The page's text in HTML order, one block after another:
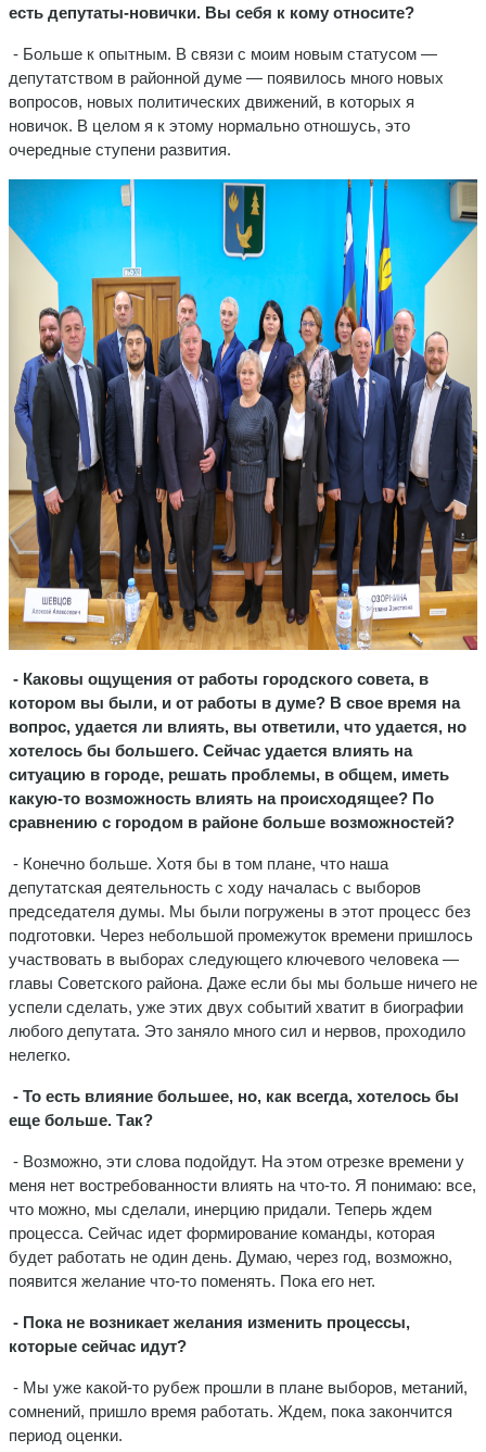
есть депутаты-новички. Вы себя к кому относите?
- Больше к опытным. В связи с моим новым статусом —
депутатством в районной думе — появилось много новых
вопросов, новых политических движений, в которых я
новичок. В целом я к этому нормально отношусь, это
очередные ступени развития.
- Каковы ощущения от работы городского совета, в
котором вы были, и от работы в думе? В свое время на
вопрос, удается ли влиять, вы ответили, что удается, но
хотелось бы большего. Сейчас удается влиять на
ситуацию в городе, решать проблемы, в общем, иметь
какую-то возможность влиять на происходящее? По
сравнению с городом в районе больше возможностей?
- Конечно больше. Хотя бы в том плане, что наша
депутатская деятельность с ходу началась с выборов
председателя думы. Мы были погружены в этот процесс без
подготовки. Через небольшой промежуток времени пришлось
участвовать в выборах следующего ключевого человека —
главы Советского района. Даже если бы мы больше ничего не
успели сделать, уже этих двух событий хватит в биографии
любого депутата. Это заняло много сил и нервов, проходило
нелегко.
- То есть влияние большее, но, как всегда, хотелось бы
еще больше. Так?
- Возможно, эти слова подойдут. На этом отрезке времени у
меня нет востребованности влиять на что-то. Я понимаю: все,
что можно, мы сделали, инерцию придали. Теперь ждем
процесса. Сейчас идет формирование команды, которая
будет работать не один день. Думаю, через год, возможно,
появится желание что-то поменять. Пока его нет.
- Пока не возникает желания изменить процессы,
которые сейчас идут?
- Мы уже какой-то рубеж прошли в плане выборов, метаний,
сомнений, пришло время работать. Ждем, пока закончится
период оценки.